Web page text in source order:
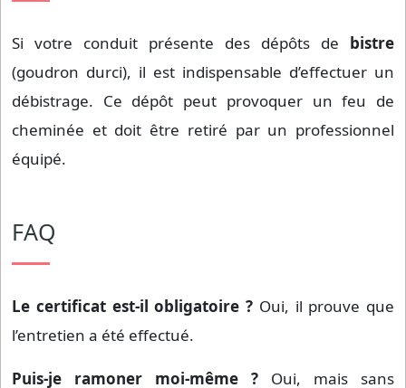
Si votre conduit présente des dépôts de bistre
(goudron durci), il est indispensable d’effectuer un
débistrage. Ce dépôt peut provoquer un feu de
cheminée et doit être retiré par un professionnel
équipé.
FAQ
Le certificat est-il obligatoire ? Oui, il prouve que
l’entretien a été effectué.
Puis-je ramoner moi-même ? Oui, mais sans